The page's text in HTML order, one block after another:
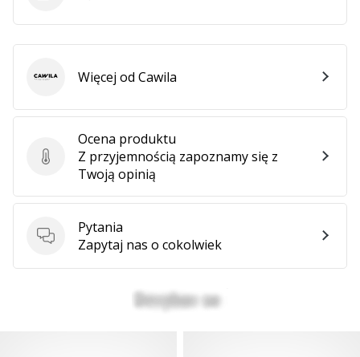
Ocena produktu
Ocena produktu
Z przyjemnością zapoznamy się z
Twoją opinią
Pytania
Pytania
Zapytaj nas o cokolwiek
CawilaWięcej od Cawila